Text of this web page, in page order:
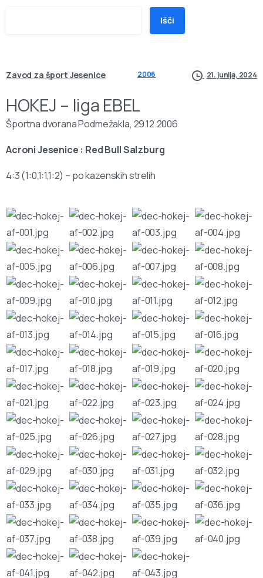
Išči
Zavod za šport Jesenice 2006 21. junija, 2024
HOKEJ – liga EBEL
Športna dvorana Podmežakla, 29.12.2006
Acroni Jesenice : Red Bull Salzburg
4:3 (1:0,1:1,1:2) – po kazenskih strelih